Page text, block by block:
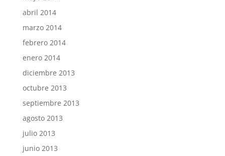
abril 2014
marzo 2014
febrero 2014
enero 2014
diciembre 2013
octubre 2013
septiembre 2013
agosto 2013
julio 2013
junio 2013